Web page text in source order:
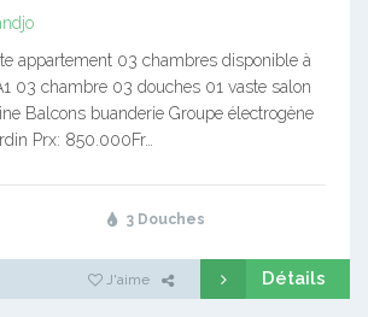
appartement 03 chambres disponible à
03 chambre 03 douches 01 vaste salon
Balcons buanderie Groupe électrogène
Prx: 850.000Fr…
3 Douches
J'aime Détails